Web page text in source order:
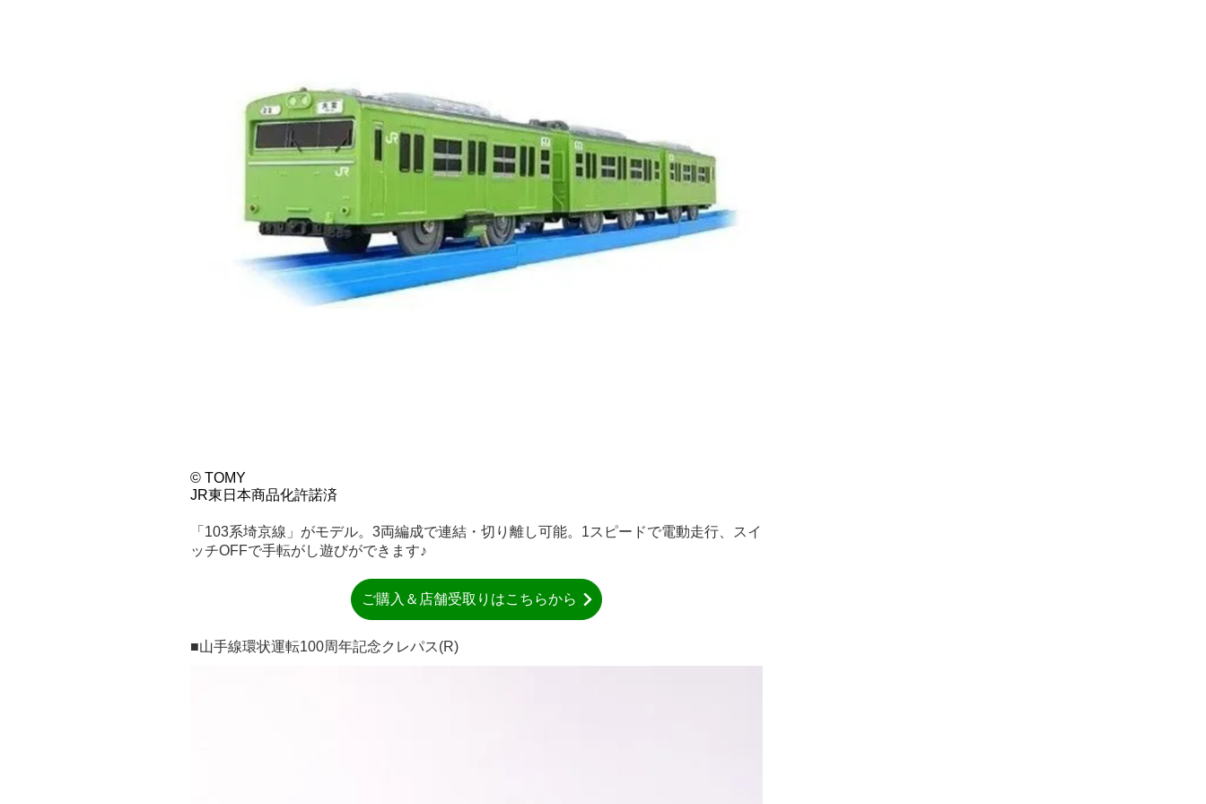
© TOMY
JR東日本商品化許諾済
「103系埼京線」がモデル。3両編成で連結・切り離し可能。1スピードで電動走行、スイ
ッチOFFで手転がし遊びができます♪
ご購入＆店舗受取りはこちらから
■山手線環状運転100周年記念クレパス(R)